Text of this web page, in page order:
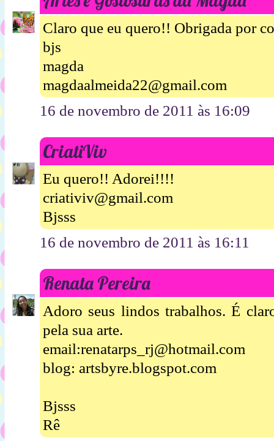
Claro que eu quero!! Obrigada por
bjs
magda
magdaalmeida22@gmail.com
16 de novembro de 2011 às 16:09
CriatiViv
Eu quero!! Adorei!!!!
criativiv@gmail.com
Bjsss
16 de novembro de 2011 às 16:11
Renata Pereira
Adoro seus lindos trabalhos. É
pela sua arte.
email:renatarps_rj@hotmail.com
blog: artsbyre.blogspot.com
Bjsss
Rê